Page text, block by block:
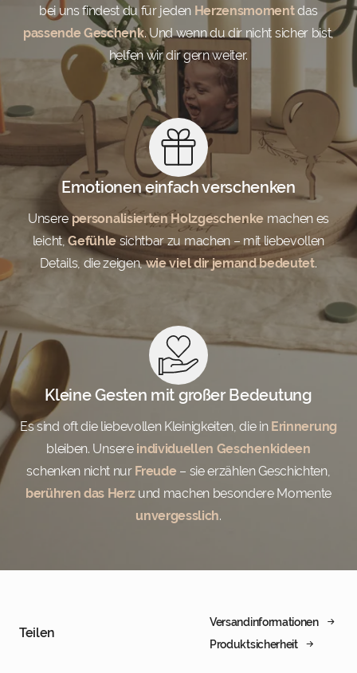
bei uns findest du für jeden Herzensmomentdas
passende Geschenk. Und wenn du dir nicht sicher bist,
helfen wir dir gern weiter.
Emotionen einfach verschenken
Unserepersonalisierten Holzgeschenke machen es
leicht,Gefühle sichtbar zu machen – mit liebevollen
Details, die zeigen,wie viel dir jemand bedeutet.
Kleine Gesten mit großer Bedeutung
Es sind oft die liebevollen Kleinigkeiten, die in Erinnerung
bleiben. Unsere individuellen Geschenkideen
schenken nicht nur Freude – sie erzählen Geschichten,
berühren das Herzund machen besondere Momente
unvergesslich.
Teilen
Versandinformationen
Produktsicherheit